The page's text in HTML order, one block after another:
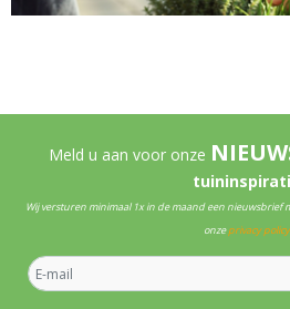
Meld u aan voor onze
Wij versturen minimaal 1x in de maand een nieuwsbrief
onzeprivacy policy